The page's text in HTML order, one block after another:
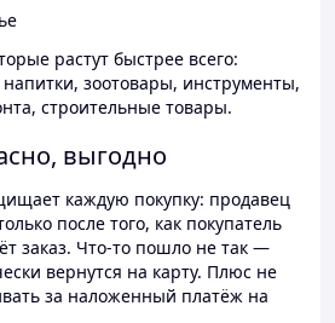
растут быстрее всего:
зоотовары, инструменты,
строительные товары.
выгодно
каждую покупку: продавец
после того, как покупатель
заказ. Что-то пошло не так —
вернутся на карту. Плюс не
за наложенный платёж на